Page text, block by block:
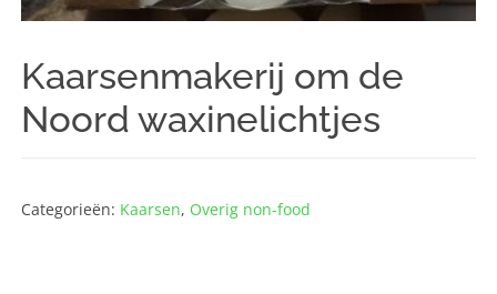
Kaarsenmakerij om de
Noord waxinelichtjes
Categorieën: Kaarsen, Overig non-food